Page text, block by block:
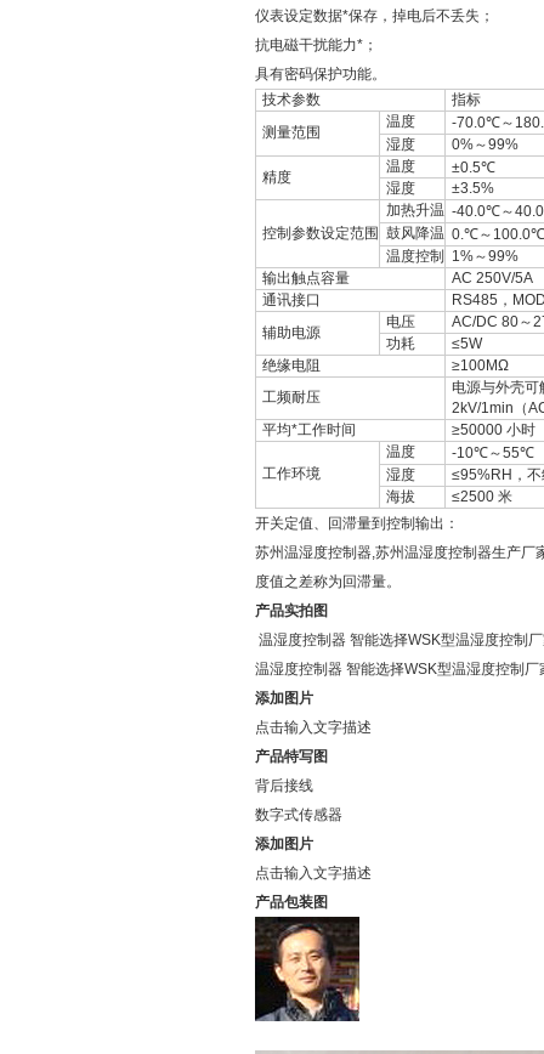
仪表设定数据*保存，掉电后不丢失；
抗电磁干扰能力*；
具有密码保护功能。
技术参数
指标
测量范围
温度
-70.0℃～
湿度
0%～99%
精度
温度
±0.5℃
湿度
±3.5%
控制参数设定范围
加热升温 -40.0℃～
鼓风降温 0.℃～100.0℃
温度控制
1%～99%
输出触点容量
AC 250V/5A
通讯接口
RS485，
辅助电源
电压
AC/DC 80～
功耗
≤5W
绝缘电阻
≥100MΩ
工频耐压
电源与外壳
2kV/1min（
平均*工作时间
≥50000 小时
工作环境
温度
-10℃～55℃
湿度
≤95%RH，
海拔
≤2500 米
开关定值、回滞量到控制输出：
苏州温湿度控制器,苏州温湿度控制器生产
度值之差称为回滞量。
产品实拍图
温湿度控制器 智能选择WSK型温湿度控制
温湿度控制器 智能选择WSK型温湿度控制
添加图片
点击输入文字描述
产品特写图
背后接线
数字式传感器
添加图片
点击输入文字描述
产品包装图